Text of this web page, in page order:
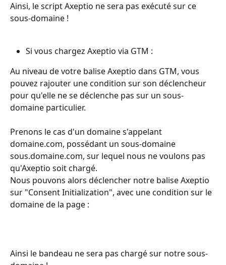
Ainsi, le script Axeptio ne sera pas exécuté sur ce
sous-domaine !
Si vous chargez Axeptio via GTM :
Au niveau de votre balise Axeptio dans GTM, vous
pouvez rajouter une condition sur son déclencheur
pour qu'elle ne se déclenche pas sur un sous-
domaine particulier.
Prenons le cas d'un domaine s'appelant
domaine.com, possédant un sous-domaine
sous.domaine.com, sur lequel nous ne voulons pas
qu'Axeptio soit chargé.
Nous pouvons alors déclencher notre balise Axeptio
sur "Consent Initialization", avec une condition sur le
domaine de la page :
Ainsi le bandeau ne sera pas chargé sur notre sous-